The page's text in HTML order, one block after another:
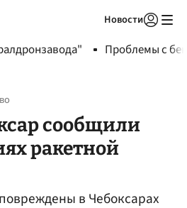
Новости
Проблемы с
сообщили
ракетной
в Чебоксарах